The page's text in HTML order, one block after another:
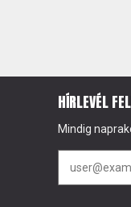
HÍRLEVÉL
Mindig